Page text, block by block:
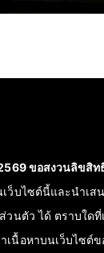
ขอสงวนลิขสิท
ว็บไซต์นี้และนำเส
นตัว ได้ ตราบใดที่
นื้อหาบนเว็บไซต์ข